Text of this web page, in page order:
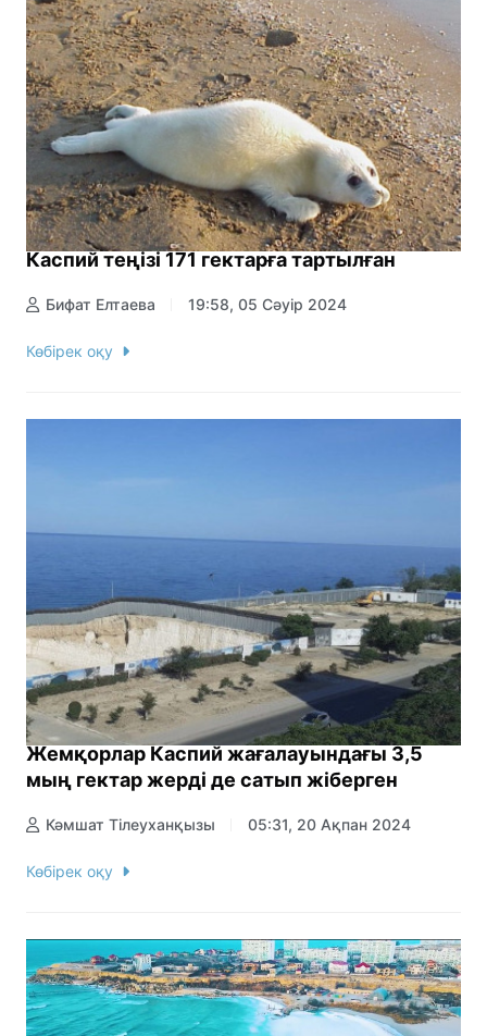
Каспий теңізі 171 гектарға тартылған
Бифат Елтаева 19:58, 05 Сәуір 2024
Көбірек оқу
Жемқорлар Каспий жағалауындағы 3,5
мың гектар жерді де сатып жіберген
Кәмшат Тілеуханқызы 05:31, 20 Ақпан 2024
Көбірек оқу